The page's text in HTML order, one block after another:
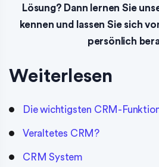
Lösung? Dann lernen Sie
kennen und lassen Sie sich
persönlich
Weiterlesen
Die wichtigsten CRM-
Veraltetes CRM?
CRM System